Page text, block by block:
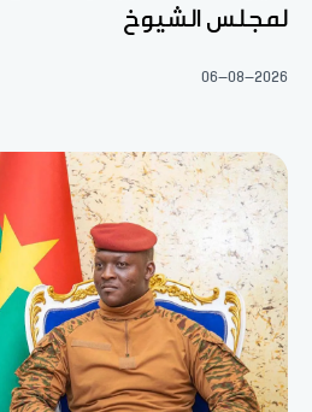
لمجلس الشيوخ
06-08-2026